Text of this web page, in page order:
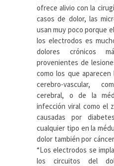
ofrece alivio con la
casos de dolor, las
usan muy poco porque
los electrodos es
dolores crónicos
provenientes de
como los que
cerebro-vascular,
cerebral, o de la
infección viral como el
causadas por
cualquier tipo en la
dolor también por
“Los electrodos se
los circuitos del